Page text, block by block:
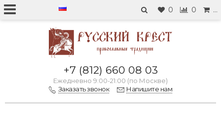
0 0 …
+7 (812) 660 08 03
Ежедневно 9:00-21:00 (по Москве)
Заказать звонок
Напишите нам